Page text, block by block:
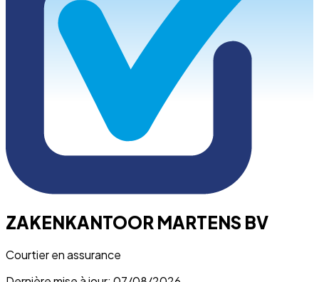
ZAKENKANTOOR MARTENS BV
Courtier en assurance